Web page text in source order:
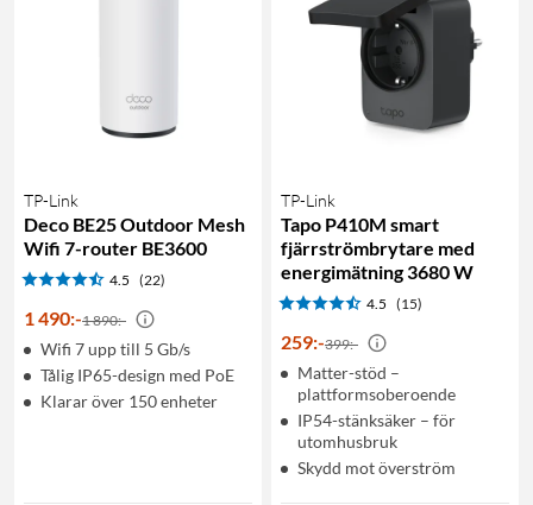
TP-Link
Deco BE25 Outdoor Mesh
Wifi 7-router BE3600
4.5 (22)
1 490:-1 890:-
Wifi 7 upp till 5 Gb/s
Tålig IP65-design med PoE
Klarar över 150 enheter
TP-Link
Tapo P410M smart
fjärrströmbrytare med
energimätning 3680 W
4.5 (15)
259:-399:-
Matter-stöd –
plattformsoberoende
IP54-stänksäker – för
utomhusbruk
Skydd mot överström